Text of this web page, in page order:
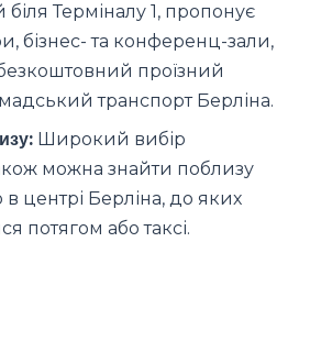
Терміналу 1, пропонує
бізнес- та конференц-зали,
проїзний
транспорт Берліна.
Широкий вибір
можна знайти поблизу
центрі Берліна, до яких
потягом або таксі.